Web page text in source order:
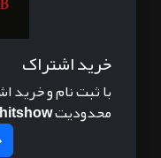
خرید اشتراک
با ثبت نام و خرید
محدودیت